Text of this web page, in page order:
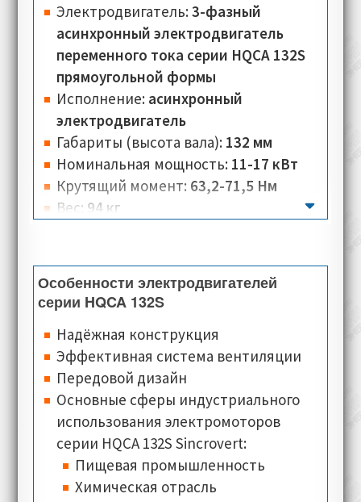
электромашины данной модели,
конструктивно состоят из корпуса
прямоугольной формы, статора, и
интегрированной системой охлаждения.
В итоге мы имеем небольшой
электромашину с мощным КПД.
Благодаря интегрированной системе
охлаждения, потребитель может
дополнительно установить энкодер,
тахогенератор, электромагнитный
дополнительные варианты установки
мотора, согласно стандартам
производственных предприятий.
Электродвигатель:3-фазный
асинхронный электродвигатель
переменного тока серии HQCA 132S
прямоугольной формы
Исполнение: асинхронный
электродвигатель
Габариты (высота вала): 132 мм
Номинальная мощность: 11-17 кВт
Крутящий момент: 63,2-71,5 Нм
Вес: 94 кг
мин
Номинальное напряжение:400 V
Номинальный ток:
Тип соединения:треугольник, звезда
Класс изоляции:F
Класс теплостойкости:
Типы монтажного исполнения:IM
2001 (B35)
Классы защиты:IP 54
Типы охлаждения:IC 416 (осевое
расположение)
Особенности электродвигателей
серии HQCA 132S
Надёжная конструкция
Эффективная система вентиляции
Передовой дизайн
Основные сферы индустриального
использования электромоторов
серии HQCA 132S Sincrovert:
Пищевая промышленность
Химическая отрасль